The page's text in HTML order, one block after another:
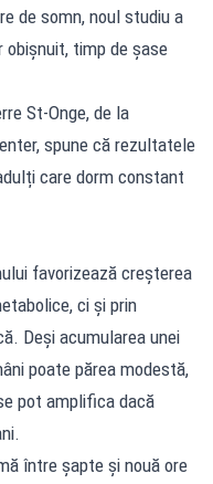
de somn, noul studiu a
timp de șase
St-Onge, de la
spune că rezultatele
care dorm constant
favorizează creșterea
ci și prin
Deși acumularea unei
poate părea modestă,
pot amplifica dacă
între șapte și nouă ore